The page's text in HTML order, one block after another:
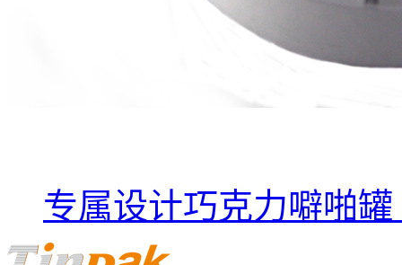
专属设计巧克力噼啪